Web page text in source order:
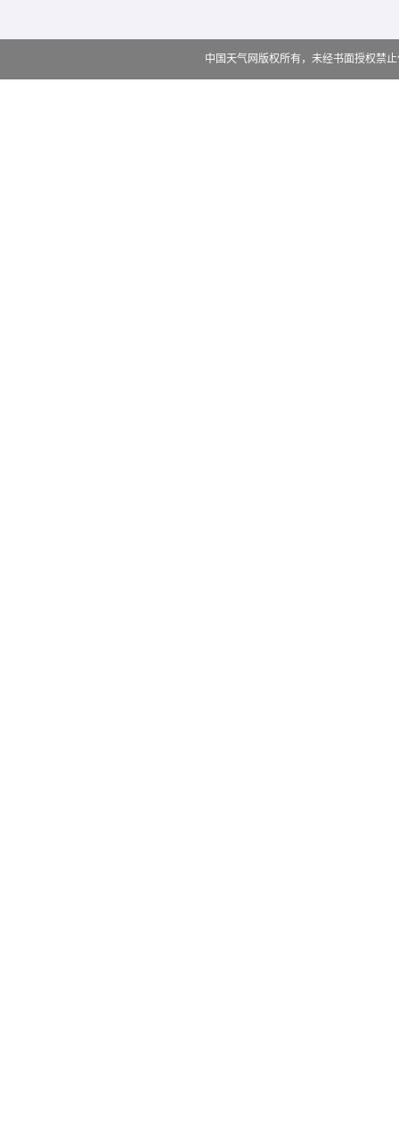
中国天气网版权所有，未经书面授权